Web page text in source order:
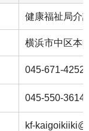
健康福祉局介
横浜市中区本
045-671-4252
045-550-3614
kf-